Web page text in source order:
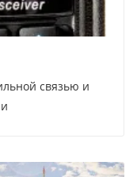
связью и